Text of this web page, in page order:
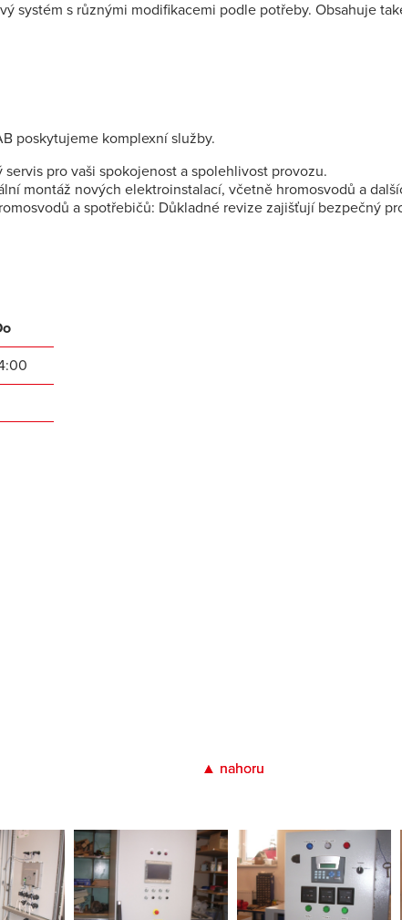
systém s různými modifikacemi podle potřeby. Obsahuje
poskytujeme komplexní služby.
pro vaši spokojenost a spolehlivost provozu.
montáž nových elektroinstalací, včetně hromosvodů a
a spotřebičů: Důkladné revize zajišťují bezpečný
▲ nahoru